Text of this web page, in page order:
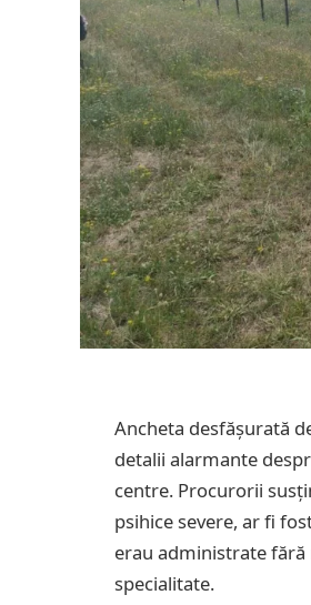
Ancheta desfășurată
detalii alarmante
centre. Procurorii
psihice severe, ar fi
erau administrate fără
specialitate.